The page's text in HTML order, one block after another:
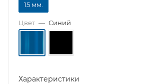
15 мм.
Цвет — Синий
Характеристики